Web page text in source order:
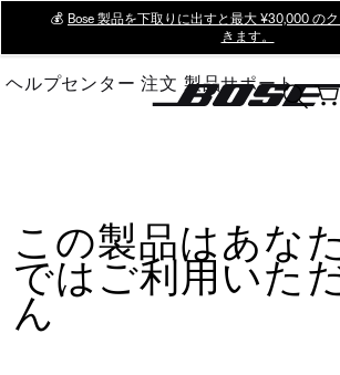
Main
💰 Bose 製品を下取りに出すと最大 ¥30,000 の
きます。
ヘルプセンター 注文 製品サポート
この製品はあな
ではご利用いた
ん